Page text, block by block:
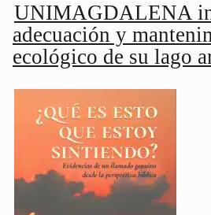
UNIMAGDALENA
adecuación y
ecológico de su lago